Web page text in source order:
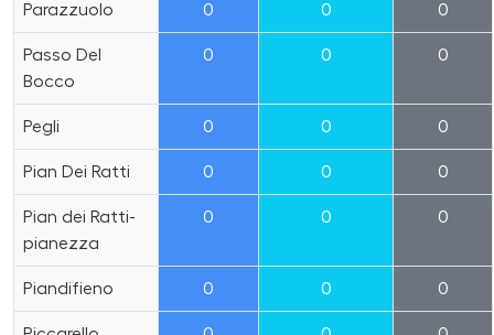
Parazzuolo 0 0 0
Passo Del
Bocco
0 0 0
Pegli 0 0 0
Pian Dei Ratti 0 0 0
Pian dei Ratti-
pianezza
0 0 0
Piandifieno 0 0 0